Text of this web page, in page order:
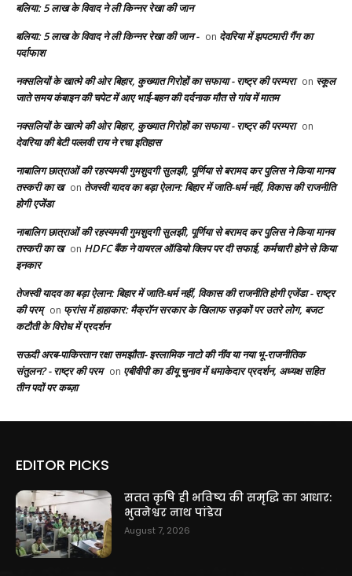
बलिया: 5 लाख के विवाद ने ली किन्नर रेखा की जान
बलिया: 5 लाख के विवाद ने ली किन्नर रेखा की जान - on देवरिया में झपटमारी गैंग का
पर्दाफाश
नक्सलियों के खात्मे की ओर बिहार, कुख्यात गिरोहों का सफाया - राष्ट्र की परम्परा on स्कूल
जाते समय कंबाइन की चपेट में आए भाई-बहन की दर्दनाक मौत से गांव में मातम
नक्सलियों के खात्मे की ओर बिहार, कुख्यात गिरोहों का सफाया - राष्ट्र की परम्परा on
देवरिया की बेटी पल्लवी राय ने रचा इतिहास
नाबालिग छात्राओं की रहस्यमयी गुमशुदगी सुलझी, पूर्णिया से बरामद कर पुलिस ने किया मानव
तस्करी का ख on तेजस्वी यादव का बड़ा ऐलान: बिहार में जाति-धर्म नहीं, विकास की राजनीति
होगी एजेंडा
नाबालिग छात्राओं की रहस्यमयी गुमशुदगी सुलझी, पूर्णिया से बरामद कर पुलिस ने किया मानव
तस्करी का ख on HDFC बैंक ने वायरल ऑडियो क्लिप पर दी सफाई, कर्मचारी होने से किया
इनकार
तेजस्वी यादव का बड़ा ऐलान: बिहार में जाति-धर्म नहीं, विकास की राजनीति होगी एजेंडा - राष्ट्र
की परम् on फ्रांस में हाहाकार: मैक्रॉन सरकार के खिलाफ सड़कों पर उतरे लोग, बजट
कटौती के विरोध में प्रदर्शन
सऊदी अरब-पाकिस्तान रक्षा समझौता- इस्लामिक नाटो की नींव या नया भू-राजनीतिक
संतुलन? - राष्ट्र की परम on एबीवीपी का डीयू चुनाव में धमाकेदार प्रदर्शन, अध्यक्ष सहित
तीन पदों पर कब्ज़ा
EDITOR PICKS
सतत कृषि ही भविष्य की समृद्धि का आधार:
भुवनेश्वर नाथ पांडेय
August 7, 2026